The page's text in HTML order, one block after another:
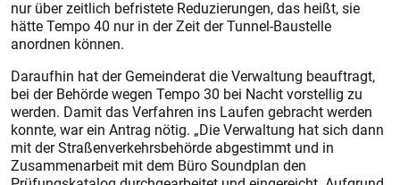
nur über zeitlich befristete Reduzierungen, das heißt, sie
hätte Tempo 40 nur in der Zeit der Tunnel-Baustelle
anordnen können.
Daraufhin hat der Gemeinderat die Verwaltung beauftragt,
bei der Behörde wegen Tempo 30 bei Nacht vorstellig zu
werden. Damit das Verfahren ins Laufen gebracht werden
konnte, war ein Antrag nötig. „Die Verwaltung hat sich dann
mit der Straßenverkehrsbehörde abgestimmt und in
Zusammenarbeit mit dem Büro Soundplan den